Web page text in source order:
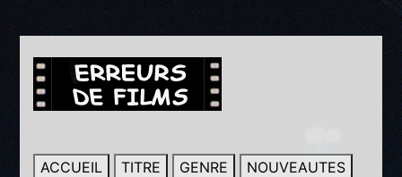
ACCUEIL TITRE GENRE
NOUVEAUTES